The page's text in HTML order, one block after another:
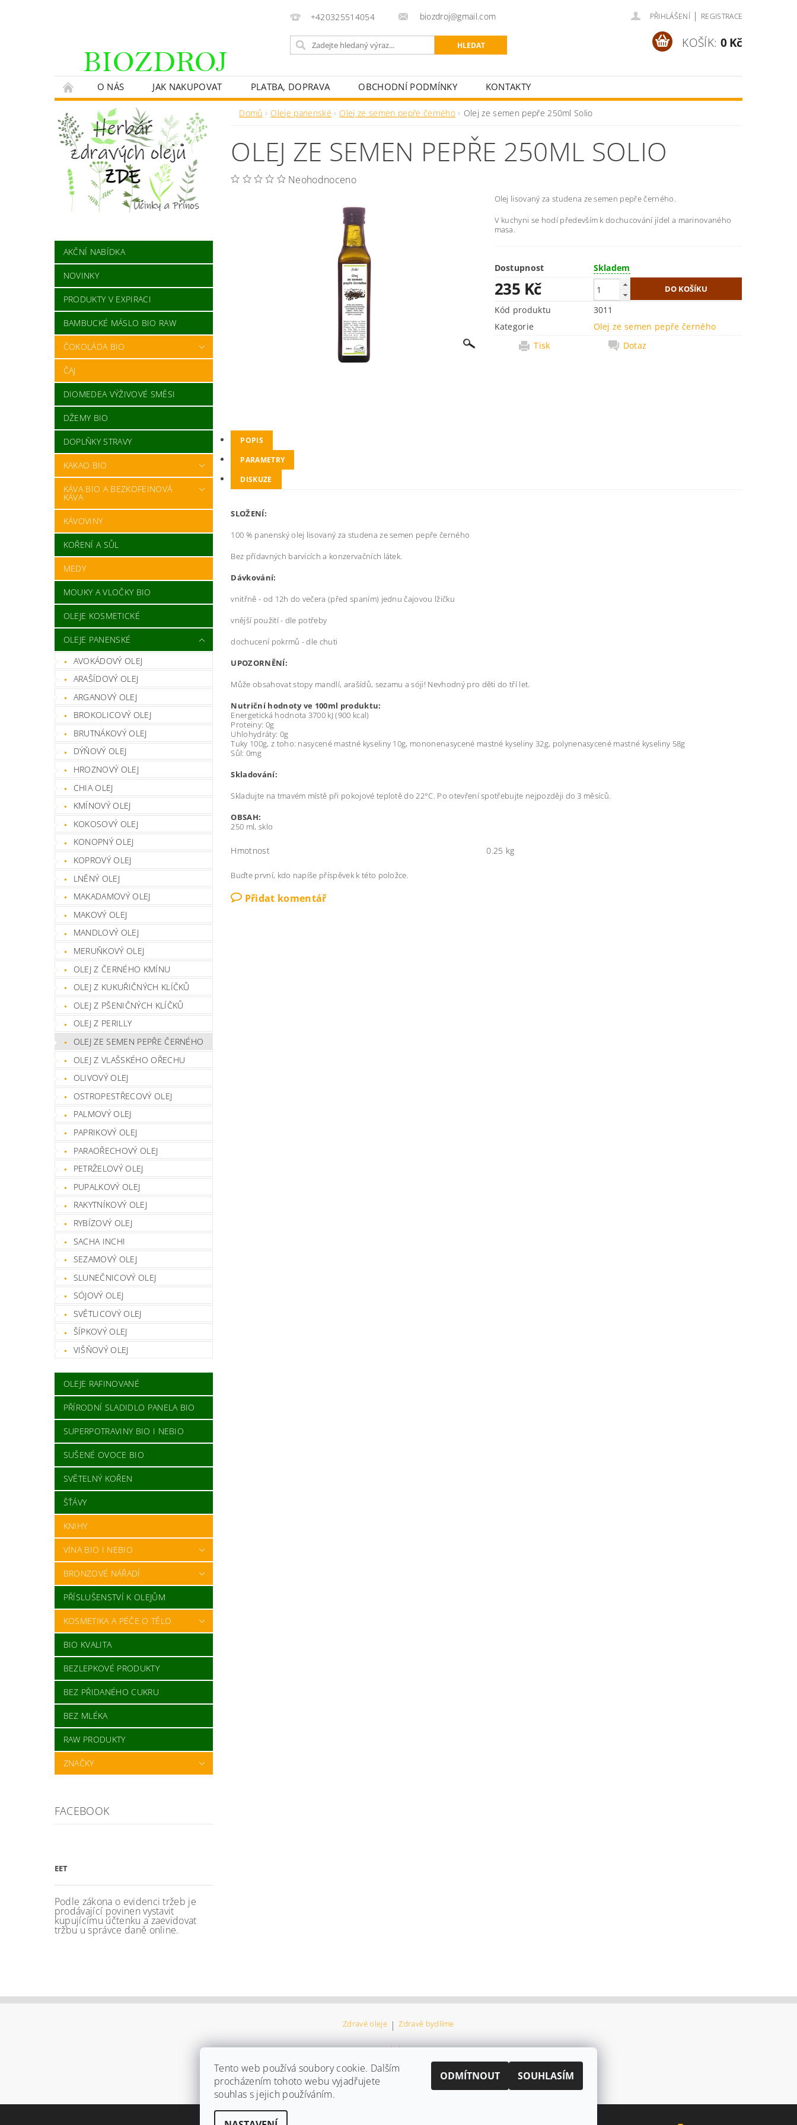
+420325514054 biozdroj@gmail.com PŘIHLÁŠENÍ | REGISTRACE
KOŠÍK: 0 Kč
O NÁS JAK NAKUPOVAT PLATBA, DOPRAVA OBCHODNÍ PODMÍNKY KONTAKTY
AKČNÍ NABÍDKA
NOVINKY
PRODUKTY V EXPIRACI
BAMBUCKÉ MÁSLO BIO RAW
ČOKOLÁDA BIO
ČAJ
DIOMEDEA VÝŽIVOVÉ SMĚSI
DŽEMY BIO
DOPLŇKY STRAVY
KAKAO BIO
KÁVA BIO A BEZKOFEINOVÁ
KÁVA
KÁVOVINY
KOŘENÍ A SŮL
MEDY
MOUKY A VLOČKY BIO
OLEJE KOSMETICKÉ
OLEJE PANENSKÉ
AVOKÁDOVÝ OLEJ
ARAŠÍDOVÝ OLEJ
ARGANOVÝ OLEJ
BROKOLICOVÝ OLEJ
BRUTNÁKOVÝ OLEJ
DÝŇOVÝ OLEJ
HROZNOVÝ OLEJ
CHIA OLEJ
KMÍNOVÝ OLEJ
KOKOSOVÝ OLEJ
KONOPNÝ OLEJ
KOPROVÝ OLEJ
LNĚNÝ OLEJ
MAKADAMOVÝ OLEJ
MAKOVÝ OLEJ
MANDLOVÝ OLEJ
MERUŇKOVÝ OLEJ
OLEJ Z ČERNÉHO KMÍNU
OLEJ Z KUKUŘIČNÝCH KLÍČKŮ
OLEJ Z PŠENIČNÝCH KLÍČKŮ
OLEJ Z PERILLY
OLEJ ZE SEMEN PEPŘE ČERNÉHO
OLEJ Z VLAŠSKÉHO OŘECHU
OLIVOVÝ OLEJ
OSTROPESTŘECOVÝ OLEJ
PALMOVÝ OLEJ
PAPRIKOVÝ OLEJ
PARAOŘECHOVÝ OLEJ
PETRŽELOVÝ OLEJ
PUPALKOVÝ OLEJ
RAKYTNÍKOVÝ OLEJ
RYBÍZOVÝ OLEJ
SACHA INCHI
SEZAMOVÝ OLEJ
SLUNEČNICOVÝ OLEJ
SÓJOVÝ OLEJ
SVĚTLICOVÝ OLEJ
ŠÍPKOVÝ OLEJ
VIŠŇOVÝ OLEJ
OLEJE RAFINOVANÉ
PŘÍRODNÍ SLADIDLO PANELA BIO
SUPERPOTRAVINY BIO I NEBIO
SUŠENÉ OVOCE BIO
SVĚTELNÝ KOŘEN
ŠŤÁVY
KNIHY
VÍNA BIO I NEBIO
BRONZOVÉ NÁŘADÍ
PŘÍSLUŠENSTVÍ K OLEJŮM
KOSMETIKA A PÉČE O TĚLO
BIO KVALITA
BEZLEPKOVÉ PRODUKTY
BEZ PŘIDANÉHO CUKRU
BEZ MLÉKA
RAW PRODUKTY
ZNAČKY
FACEBOOK
EET
Podle zákona o evidenci tržeb je
prodávající povinen vystavit
kupujícímu účtenku a zaevidovat
tržbu u správce daně online.
Domů Oleje panenské Olej ze semen pepře černého Olej ze semen pepře 250ml Solio
OLEJ ZE SEMEN PEPŘE 250ML SOLIO
Neohodnoceno
Olej lisovaný za studena ze semen pepře černého.
V kuchyni se hodí především k dochucování jídel a marinovaného
masa.
Dostupnost Skladem
235 Kč
Kód produktu
3011
Kategorie
Olej ze semen pepře černého
Tisk
Dotaz
POPIS
PARAMETRY
DISKUZE
SLOŽENÍ:
100 % panenský olej lisovaný za studena ze semen pepře černého
Bez přídavných barvících a konzervačních látek.
Dávkování:
vnitřně - od 12h do večera (před spaním) jednu čajovou lžičku
vnější použití - dle potřeby
dochucení pokrmů - dle chuti
UPOZORNĚNÍ:
Může obsahovat stopy mandlí, arašídů, sezamu a sóji! Nevhodný pro děti do tří let.
Nutriční hodnoty ve 100ml produktu:
Energetická hodnota 3700 kJ (900 kcal)
Proteiny: 0g
Uhlohydráty: 0g
Tuky 100g, z toho: nasycené mastné kyseliny 10g, mononenasycené mastné kyseliny 32g, polynenasycené mastné kyseliny 58g
Sůl: 0mg
Skladování:
Skladujte na tmavém místě při pokojové teplotě do 22°C. Po otevření spotřebujte nejpozději do 3 měsíců.
OBSAH:
250 ml, sklo
Hmotnost 0.25 kg
Buďte první, kdo napíše příspěvek k této položce.
Přidat komentář
Zdravé oleje | Zdravě bydlíme
Tento web používá soubory cookie. Dalším
procházením tohoto webu vyjadřujete
souhlas s jejich používáním.
ODMÍTNOUT SOUHLASÍM